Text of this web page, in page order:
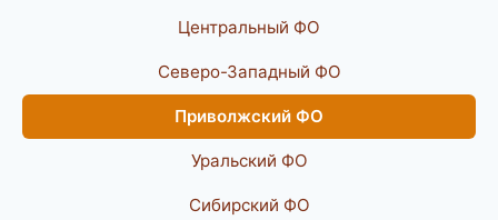
Центральный ФО
Северо-Западный ФО
Приволжский ФО
Уральский ФО
Сибирский ФО